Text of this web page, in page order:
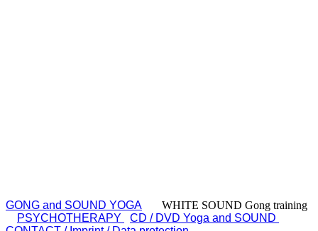
GONG and SOUND YOGA WHITE SOUND Gong training
PSYCHOTHERAPY
CD / DVD Yoga and SOUND